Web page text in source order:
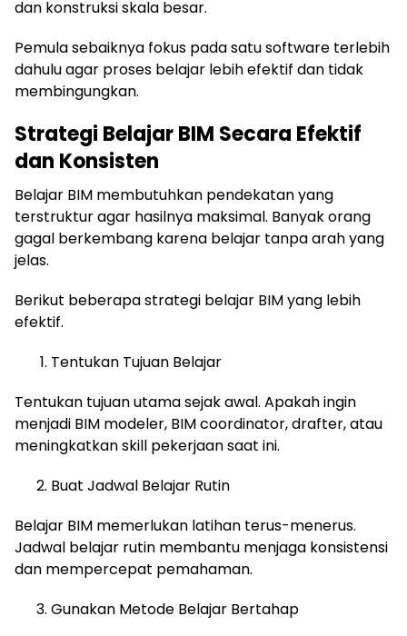
dan konstruksi skala besar.
Pemula sebaiknya fokus pada satu software terlebih
dahulu agar proses belajar lebih efektif dan tidak
membingungkan.
Strategi Belajar BIM Secara Efektif
dan Konsisten
Belajar BIM membutuhkan pendekatan yang
terstruktur agar hasilnya maksimal. Banyak orang
gagal berkembang karena belajar tanpa arah yang
jelas.
Berikut beberapa strategi belajar BIM yang lebih
efektif.
Tentukan Tujuan Belajar
Tentukan tujuan utama sejak awal. Apakah ingin
menjadi BIM modeler, BIM coordinator, drafter, atau
meningkatkan skill pekerjaan saat ini.
Buat Jadwal Belajar Rutin
Belajar BIM memerlukan latihan terus-menerus.
Jadwal belajar rutin membantu menjaga konsistensi
dan mempercepat pemahaman.
Gunakan Metode Belajar Bertahap